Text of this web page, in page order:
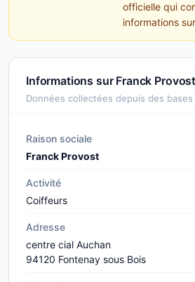
officielle qui
informations
Informations sur Franck
Données collectées depuis des
Raison sociale
Franck Provost
Activité
Coiffeurs
Adresse
centre cial Auchan
94120 Fontenay sous Bois